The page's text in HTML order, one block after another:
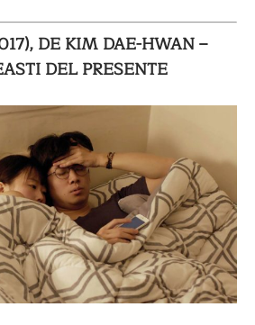
DE KIM DAE-HWAN –
DEL PRESENTE